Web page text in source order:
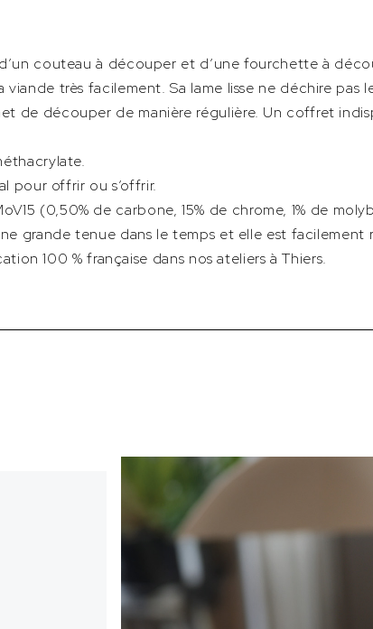
couteau à découper et d’une fourchette à
très facilement. Sa lame lisse ne déchire pas
de découper de manière régulière. Un coffret
pour offrir ou s’offrir.
(0,50% de carbone, 15% de chrome, 1% de
grande tenue dans le temps et elle est facilement
100 % française dans nos ateliers à Thiers.